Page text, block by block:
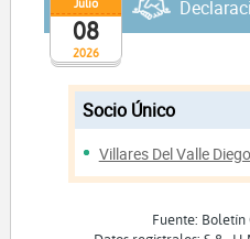
2026
08
Socio Único
Villares Del Valle Diego
Fuente: